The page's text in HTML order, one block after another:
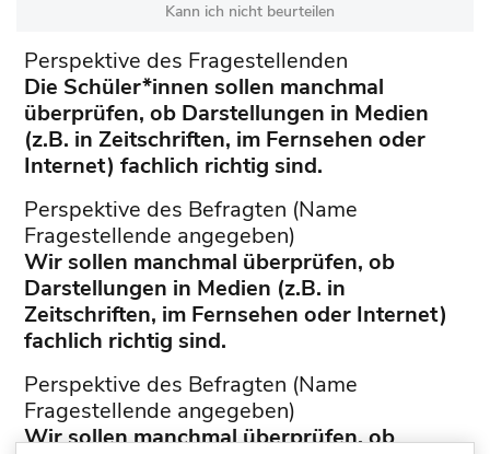
Kann ich nicht beurteilen
Perspektive des Fragestellenden
Die Schüler*innen sollen manchmal
überprüfen, ob Darstellungen in Medien
(z.B. in Zeitschriften, im Fernsehen oder
Internet) fachlich richtig sind.
Perspektive des Befragten (Name
Fragestellende angegeben)
Wir sollen manchmal überprüfen, ob
Darstellungen in Medien (z.B. in
Zeitschriften, im Fernsehen oder Internet)
fachlich richtig sind.
Perspektive des Befragten (Name
Fragestellende angegeben)
Wir sollen manchmal überprüfen, ob